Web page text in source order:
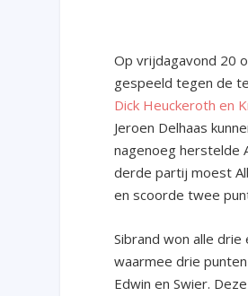
Op vrijdagavond 20
gespeeld tegen de
Dick Heuckeroth en
Jeroen Delhaas
nagenoeg herstelde
derde partij moest
en scoorde twee
Sibrand won alle
waarmee drie
Edwin en Swier.